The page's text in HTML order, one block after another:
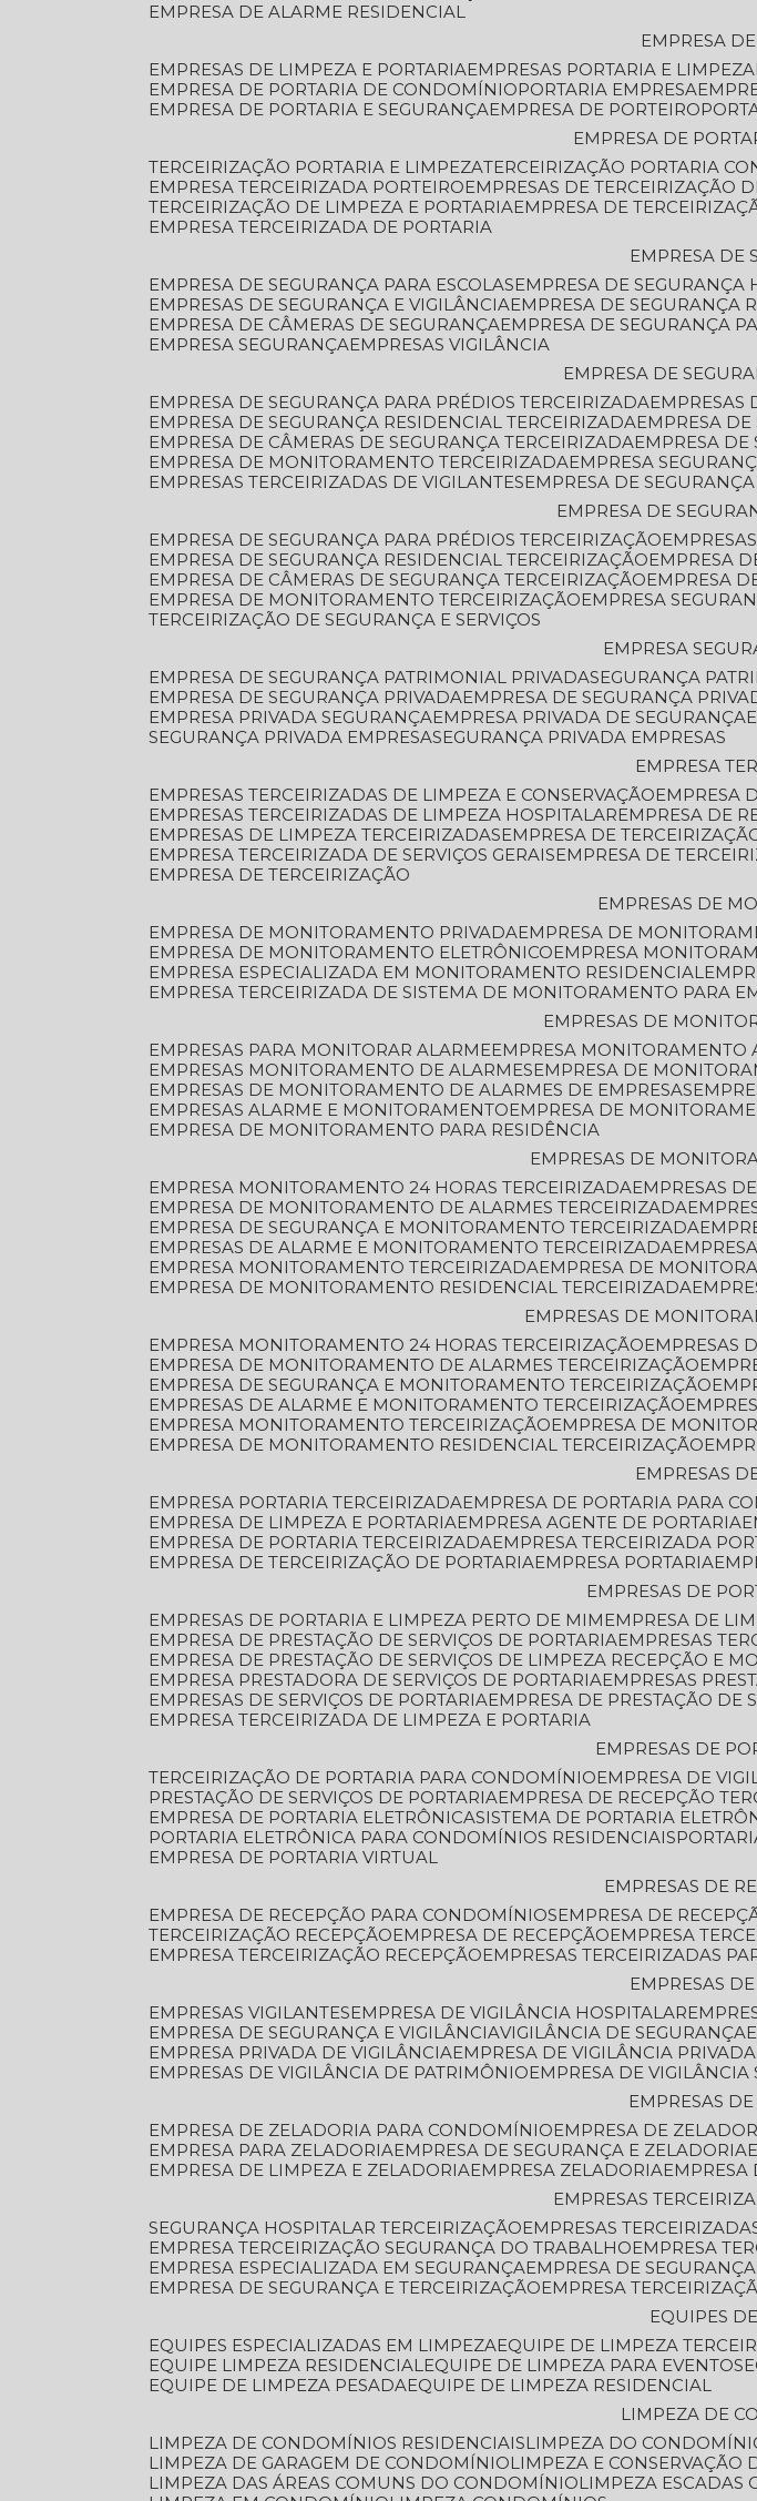
EMPRESA DE ALARME RESIDENCIAL
EMPRESA
EMPRESAS DE LIMPEZA E PORTARIA
EMPRESAS PORTARIA E LIMPEZA
EMPRESA DE PORTARIA DE CONDOMÍNIO
PORTARIA EMPRESA
EMPRESA DE PORTARIA E SEGURANÇA
EMPRESA DE PORTEIRO
EMPRESA DE
TERCEIRIZAÇÃO PORTARIA E LIMPEZA TERCEIRIZAÇÃO PORTARIA
EMPRESA TERCEIRIZADA PORTEIRO
EMPRESAS DE TERCEIRIZAÇÃO
TERCEIRIZAÇÃO DE LIMPEZA E PORTARIA
EMPRESA DE
EMPRESA TERCEIRIZADA DE PORTARIA
EMPRESA DE
EMPRESA DE SEGURANÇA PARA ESCOLAS
EMPRESA DE SEGURANÇA
EMPRESAS DE SEGURANÇA E VIGILÂNCIA
EMPRESA DE SEGURANÇA
EMPRESA DE CÂMERAS DE SEGURANÇA
EMPRESA DE SEGURANÇA
EMPRESA SEGURANÇA
EMPRESAS VIGILÂNCIA
EMPRESA DE
EMPRESA DE SEGURANÇA PARA PRÉDIOS TERCEIRIZADA
EMPRESA DE SEGURANÇA RESIDENCIAL TERCEIRIZADA
EMPRESA
EMPRESA DE CÂMERAS DE SEGURANÇA TERCEIRIZADA
EMPRESA
EMPRESA DE MONITORAMENTO TERCEIRIZADA
EMPRESA
EMPRESAS TERCEIRIZADAS DE VIGILANTES
EMPRESA DE
EMPRESA DE
EMPRESA DE SEGURANÇA PARA PRÉDIOS TERCEIRIZAÇÃO
EMPRESA DE SEGURANÇA RESIDENCIAL TERCEIRIZAÇÃO
EMPRESA
EMPRESA DE CÂMERAS DE SEGURANÇA TERCEIRIZAÇÃO
EMPRESA
EMPRESA DE MONITORAMENTO TERCEIRIZAÇÃO
EMPRESA
TERCEIRIZAÇÃO DE SEGURANÇA E SERVIÇOS
EMPRESA
EMPRESA DE SEGURANÇA PATRIMONIAL PRIVADA SEGURANÇA
EMPRESA DE SEGURANÇA PRIVADA
EMPRESA DE SEGURANÇA
EMPRESA PRIVADA SEGURANÇA
EMPRESA PRIVADA DE SEGURANÇA
SEGURANÇA PRIVADA EMPRESA SEGURANÇA PRIVADA EMPRESAS
EMPRESA
EMPRESAS TERCEIRIZADAS DE LIMPEZA E CONSERVAÇÃO
EMPRESA
EMPRESAS TERCEIRIZADAS DE LIMPEZA HOSPITALAR
EMPRESA DE
EMPRESAS DE LIMPEZA TERCEIRIZADAS
EMPRESA DE
EMPRESA TERCEIRIZADA DE SERVIÇOS GERAIS
EMPRESA DE
EMPRESA DE TERCEIRIZAÇÃO
EMPRESAS DE
EMPRESA DE MONITORAMENTO PRIVADA
EMPRESA DE
EMPRESA DE MONITORAMENTO ELETRÔNICO
EMPRESA
EMPRESA ESPECIALIZADA EM MONITORAMENTO RESIDENCIAL
EMPRESA TERCEIRIZADA DE SISTEMA DE MONITORAMENTO PARA
EMPRESAS DE
EMPRESAS PARA MONITORAR ALARME
EMPRESA MONITORAMENTO
EMPRESAS MONITORAMENTO DE ALARMES
EMPRESA DE
EMPRESAS DE MONITORAMENTO DE ALARMES DE EMPRESAS
EMPRESAS ALARME E MONITORAMENTO
EMPRESA DE
EMPRESA DE MONITORAMENTO PARA RESIDÊNCIA
EMPRESAS DE
EMPRESA MONITORAMENTO 24 HORAS TERCEIRIZADA
EMPRESAS
EMPRESA DE MONITORAMENTO DE ALARMES TERCEIRIZADA
EMPRESA DE SEGURANÇA E MONITORAMENTO TERCEIRIZADA
EMPRESAS DE ALARME E MONITORAMENTO TERCEIRIZADA
EMPRESA MONITORAMENTO TERCEIRIZADA
EMPRESA DE
EMPRESA DE MONITORAMENTO RESIDENCIAL TERCEIRIZADA
EMPRESAS DE
EMPRESA MONITORAMENTO 24 HORAS TERCEIRIZAÇÃO
EMPRESA DE MONITORAMENTO DE ALARMES TERCEIRIZAÇÃO
EMPRESA DE SEGURANÇA E MONITORAMENTO TERCEIRIZAÇÃO
EMPRESAS DE ALARME E MONITORAMENTO TERCEIRIZAÇÃO
EMPRESA MONITORAMENTO TERCEIRIZAÇÃO
EMPRESA DE
EMPRESA DE MONITORAMENTO RESIDENCIAL TERCEIRIZAÇÃO
EMPRESAS
EMPRESA PORTARIA TERCEIRIZADA
EMPRESA DE PORTARIA PARA
EMPRESA DE LIMPEZA E PORTARIA
EMPRESA AGENTE DE PORTARIA
EMPRESA DE PORTARIA TERCEIRIZADA
EMPRESA TERCEIRIZADA
EMPRESA DE TERCEIRIZAÇÃO DE PORTARIA
EMPRESA PORTARIA
EMPRESAS DE
EMPRESAS DE PORTARIA E LIMPEZA PERTO DE MIM
EMPRESA DE
EMPRESA DE PRESTAÇÃO DE SERVIÇOS DE PORTARIA
EMPRESAS
EMPRESA DE PRESTAÇÃO DE SERVIÇOS DE LIMPEZA RECEPÇÃO E
EMPRESA PRESTADORA DE SERVIÇOS DE PORTARIA
EMPRESAS
EMPRESAS DE SERVIÇOS DE PORTARIA
EMPRESA DE PRESTAÇÃO
EMPRESA TERCEIRIZADA DE LIMPEZA E PORTARIA
EMPRESAS DE
TERCEIRIZAÇÃO DE PORTARIA PARA CONDOMÍNIO
EMPRESA DE
PRESTAÇÃO DE SERVIÇOS DE PORTARIA
EMPRESA DE RECEPÇÃO
EMPRESA DE PORTARIA ELETRÔNICA SISTEMA DE PORTARIA
PORTARIA ELETRÔNICA PARA CONDOMÍNIOS RESIDENCIAIS
EMPRESA DE PORTARIA VIRTUAL
EMPRESAS DE
EMPRESA DE RECEPÇÃO PARA CONDOMÍNIOS
EMPRESA DE
TERCEIRIZAÇÃO RECEPÇÃO
EMPRESA DE RECEPÇÃO EMPRESA
EMPRESA TERCEIRIZAÇÃO RECEPÇÃO
EMPRESAS TERCEIRIZADAS
EMPRESAS
EMPRESAS VIGILANTES
EMPRESA DE VIGILÂNCIA HOSPITALAR
EMPRESA DE SEGURANÇA E VIGILÂNCIA VIGILÂNCIA DE SEGURANÇA
EMPRESA PRIVADA DE VIGILÂNCIA
EMPRESA DE VIGILÂNCIA PRIVADA
EMPRESAS DE VIGILÂNCIA DE PATRIMÔNIO
EMPRESA DE
EMPRESAS
EMPRESA DE ZELADORIA PARA CONDOMÍNIO
EMPRESA DE
EMPRESA PARA ZELADORIA
EMPRESA DE SEGURANÇA E ZELADORIA
EMPRESA DE LIMPEZA E ZELADORIA
EMPRESA ZELADORIA
EMPRESAS
SEGURANÇA HOSPITALAR TERCEIRIZAÇÃO
EMPRESAS
EMPRESA TERCEIRIZAÇÃO SEGURANÇA DO TRABALHO
EMPRESA
EMPRESA ESPECIALIZADA EM SEGURANÇA
EMPRESA DE
EMPRESA DE SEGURANÇA E TERCEIRIZAÇÃO
EMPRESA
EQUIPES
EQUIPES ESPECIALIZADAS EM LIMPEZA EQUIPE DE LIMPEZA
EQUIPE LIMPEZA RESIDENCIAL EQUIPE DE LIMPEZA PARA EVENTOS
EQUIPE DE LIMPEZA PESADA EQUIPE DE LIMPEZA RESIDENCIAL
LIMPEZA DE
LIMPEZA DE CONDOMÍNIOS RESIDENCIAIS
LIMPEZA DO
LIMPEZA DE GARAGEM DE CONDOMÍNIO
LIMPEZA E
LIMPEZA DAS ÁREAS COMUNS DO CONDOMÍNIO
LIMPEZA